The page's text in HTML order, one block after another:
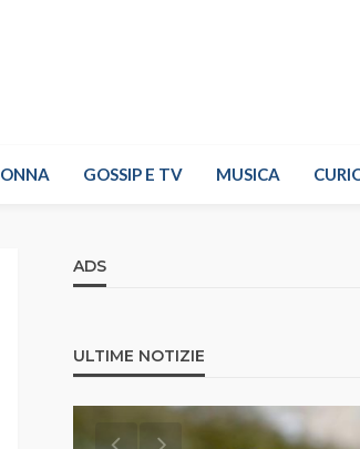
GOSSIP E TV MUSICA
ADS
ULTIME NOTIZIE